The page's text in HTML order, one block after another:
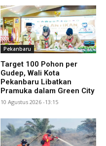
Pekanbaru
Target 100 Pohon per
Gudep, Wali Kota
Pekanbaru Libatkan
Pramuka dalam Green City
10 Agustus 2026 -13:15